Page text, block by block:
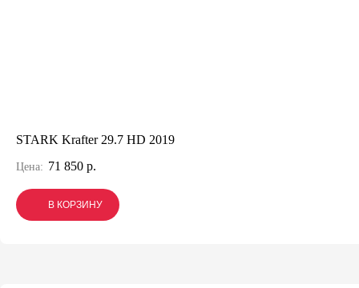
STARK Krafter 29.7 HD 2019
Цена: 71 850 р.
В КОРЗИНУ
В КОРЗИНУ
В КОРЗИНУ